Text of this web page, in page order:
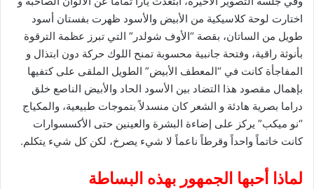
اختارت لوحة كلاسيكية من الأبيض والأسود ظهرت بفستان أسود
طويل من الساتان، بقصة “الأوف شولدر” التي تبرز عظمة الترقوة
بأنوثة راقية، وفتحة جانبية محسوبة تمنح اللوك حركة دون ابتذال و
المفاجأة كانت في “المعطف الأبيض” الطويل الملقى على كتفيها
بإهمال مقصود هذا التضاد بين الأسود الحاد والأبيض الناصع خلق
دراما بصرية هادئة و الشعر كان منسدلاً بتموجات طبيعية، والمكياج
“نو ميكب” يركز على إضاءة البشرة والعينين حتى الأكسسوارات
كانت خاتماً واحداً وقرطاً ناعماً لا شيء يصرخ، لكن كل شيء يتكلم.
لماذا أحبها الجمهور بهذه البساطة